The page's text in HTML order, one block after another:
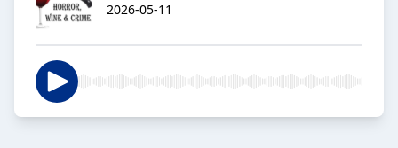
2026-05-11